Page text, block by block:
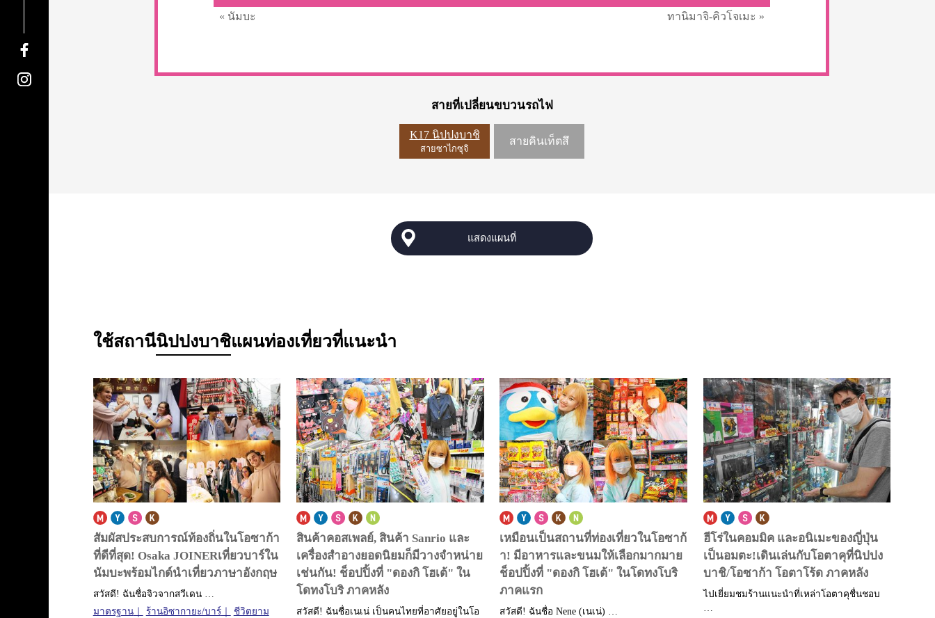
« นัมบะ
ทานิมาจิ-คิวโจเมะ »
สายที่เปลี่ยนขบวนรถไฟ
K17 นิปปงบาชิ
สายซาไกซุจิ
สายคินเท็ตสึ
แสดงแผนที่
ใช้สถานีนิปปงบาชิแผนท่องเที่ยวที่แนะนำ
สัมผัสประสบการณ์ท้องถิ่นในโอซาก้า
ที่ดีที่สุด! Osaka JOINERเที่ยวบาร์ใน
นัมบะพร้อมไกด์นำเที่ยวภาษาอังกฤษ
สวัสดี! ฉันชื่อจิวจากสวีเดน …
มาตรฐาน
ร้านอิซากายะ/บาร์
ชีวิตยาม
สินค้าคอสเพลย์, สินค้า Sanrio และ
เครื่องสำอางยอดนิยมก็มีวางจำหน่าย
เช่นกัน! ช็อปปิ้งที่ "ดองกิ โฮเต้" ใน
โดทงโบริ ภาคหลัง
สวัสดี! ฉันชื่อเนเน่ เป็นคนไทยที่อาศัยอยู่ในโอ
เหมือนเป็นสถานที่ท่องเที่ยวในโอซาก้
า! มีอาหารและขนมให้เลือกมากมาย
ช็อปปิ้งที่ "ดองกิ โฮเต้" ในโดทงโบริ
ภาคแรก
สวัสดี! ฉันชื่อ Nene (เนเน่) …
ฮีโร่ในคอมมิค และอนิเมะของญี่ปุ่น
เป็นอมตะ!เดินเล่นกับโอตาคุที่นิปปง
บาชิ/โอซาก้า โอตาโร้ด ภาคหลัง
ไปเยี่ยมชมร้านแนะนำที่เหล่าโอตาคุชื่นชอบ
…